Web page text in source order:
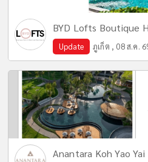
BYD Lofts Boutique
Update ภูเก็ต , 08 ส.ค.
Anantara Koh Yao